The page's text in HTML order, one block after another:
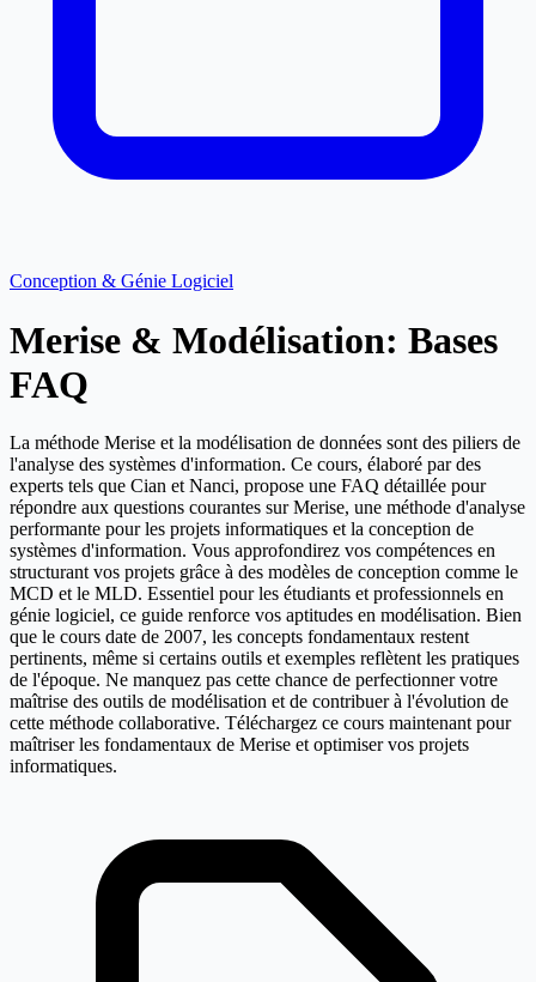
Conception & Génie Logiciel
Merise & Modélisation: Bases
FAQ
La méthode Merise et la modélisation de données sont des piliers de
l'analyse des systèmes d'information. Ce cours, élaboré par des
experts tels que Cian et Nanci, propose une FAQ détaillée pour
répondre aux questions courantes sur Merise, une méthode d'analyse
performante pour les projets informatiques et la conception de
systèmes d'information. Vous approfondirez vos compétences en
structurant vos projets grâce à des modèles de conception comme le
MCD et le MLD. Essentiel pour les étudiants et professionnels en
génie logiciel, ce guide renforce vos aptitudes en modélisation. Bien
que le cours date de 2007, les concepts fondamentaux restent
pertinents, même si certains outils et exemples reflètent les pratiques
de l'époque. Ne manquez pas cette chance de perfectionner votre
maîtrise des outils de modélisation et de contribuer à l'évolution de
cette méthode collaborative. Téléchargez ce cours maintenant pour
maîtriser les fondamentaux de Merise et optimiser vos projets
informatiques.